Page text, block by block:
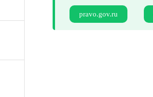
pravo.gov.ru